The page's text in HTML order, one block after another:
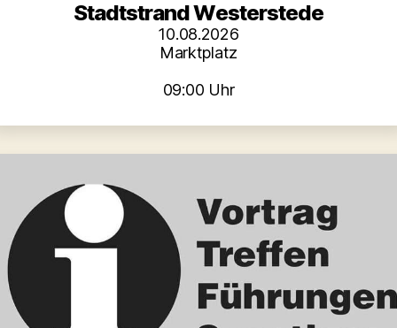
Stadtstrand Westerstede
10.08.2026
Marktplatz
09:00 Uhr